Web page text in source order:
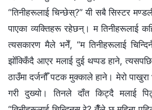
“तिनीहरूलाई चिन्छेस्?” यी सबै सिस्टर
पाएका व्यक्तिहरू रहेछन्। म तिनीहरूलाई
त्यसकारण मैले भनेँ, “म तिनीहरूलाई
झोँक्‍किँदै आएर मलाई दुई थप्‍पड हाने,
ठाउँमा दर्जनौँ पटक मुक्‍काले हाने। मेरो
गरी दुख्यो। तिनले दाँत किट्दै मलाई